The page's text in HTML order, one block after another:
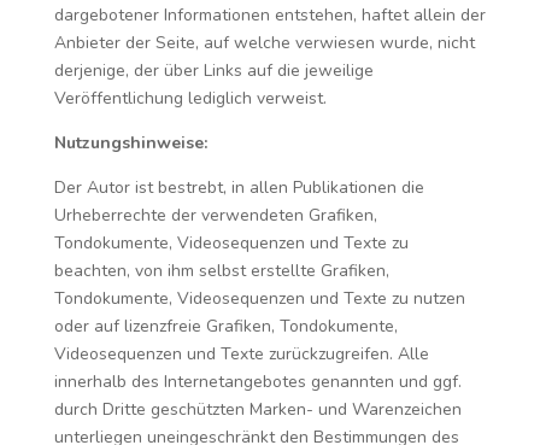
dargebotener Informationen entstehen, haftet allein der
Anbieter der Seite, auf welche verwiesen wurde, nicht
derjenige, der über Links auf die jeweilige
Veröffentlichung lediglich verweist.
Nutzungshinweise:
Der Autor ist bestrebt, in allen Publikationen die
Urheberrechte der verwendeten Grafiken,
Tondokumente, Videosequenzen und Texte zu
beachten, von ihm selbst erstellte Grafiken,
Tondokumente, Videosequenzen und Texte zu nutzen
oder auf lizenzfreie Grafiken, Tondokumente,
Videosequenzen und Texte zurückzugreifen. Alle
innerhalb des Internetangebotes genannten und ggf.
durch Dritte geschützten Marken- und Warenzeichen
unterliegen uneingeschränkt den Bestimmungen des